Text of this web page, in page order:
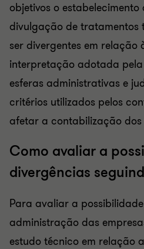
objetivos o
divulgação de tratamentos
ser divergentes em relação
interpretação adotada
esferas administrativas e
critérios utilizados pelos
afetar a contabilização
Como avaliar a
divergências
Para avaliar a
administração das
estudo técnico em relação